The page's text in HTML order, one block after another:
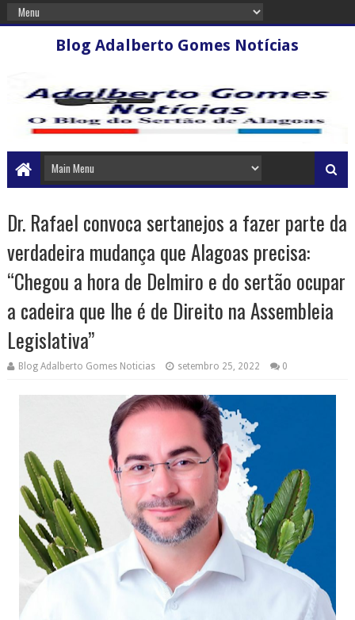
Blog Adalberto Gomes Notícias
Dr. Rafael convoca sertanejos a fazer parte da
verdadeira mudança que Alagoas precisa:
“Chegou a hora de Delmiro e do sertão ocupar
a cadeira que lhe é de Direito na Assembleia
Legislativa”
Blog Adalberto Gomes Noticias setembro 25, 2022 0